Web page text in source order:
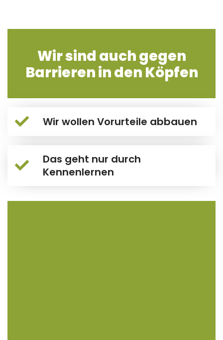
Wir sind auch gegen
Barrieren in den Köpfen
Wir wollen Vorurteile abbauen
Das geht nur durch
Kennenlernen